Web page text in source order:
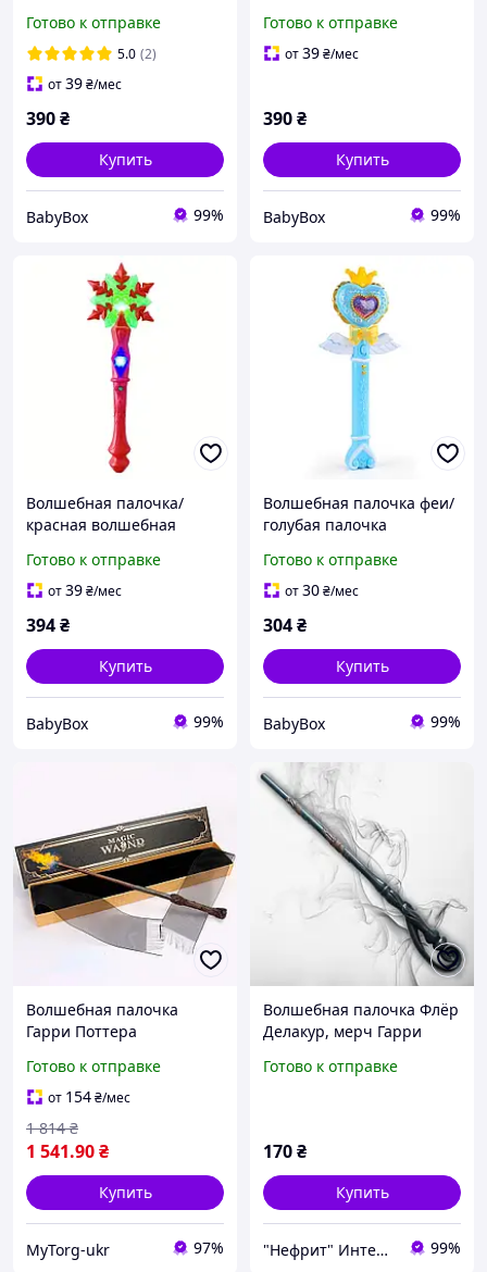
Эльзы /палочка "Ледяное
сердце"
Готово к отправке
5.0 (2)
от39₴/мес
390₴
Купить
BabyBox 99%
Эльзы /палочка "Ледяное
сердце"
Готово к отправке
от39₴/мес
390₴
Купить
BabyBox 99%
Волшебная палочка/
красная волшебная
палочка "Эльфа"/
волшебная палочка на
Готово к отправке
от39₴/мес
394₴
Купить
BabyBox 99%
Волшебная палочка феи/
голубая палочка
волшебная палочка
Готово к отправке
от30₴/мес
304₴
Купить
BabyBox 99%
Волшебная палочка
Гарри Поттера
Коричневый
Готово к отправке
от 154₴/мес
1 541.90₴
1 814 ₴
Купить
MyTorg-ukr 97%
Волшебная палочка Флёр
Делакур, мерч Гарри
Готово к отправке
170₴
Купить
"Нефрит" Интернет-магазин 99%